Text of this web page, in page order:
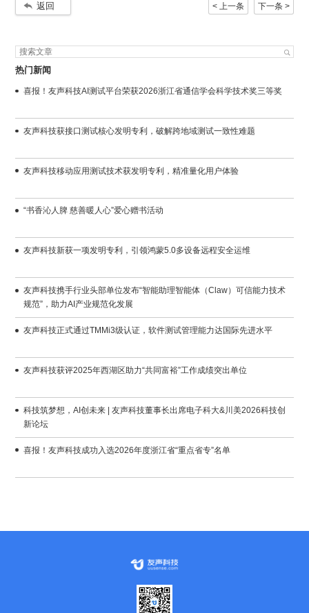
热门新闻
喜报！友声科技AI测试平台荣获2026浙江省通信学会科学技术奖三等奖
友声科技获接口测试核心发明专利，破解跨地域测试一致性难题
友声科技移动应用测试技术获发明专利，精准量化用户体验
“书香沁人脾 慈善暖人心”爱心赠书活动
友声科技新获一项发明专利，引领鸿蒙5.0多设备远程安全运维
规范”，助力AI产业规范化发展
友声科技正式通过TMMi3级认证，软件测试管理能力达国际先进水平
友声科技获评2025年西湖区助力“共同富裕”工作成绩突出单位
新论坛
喜报！友声科技成功入选2026年度浙江省“重点省专”名单
返回 < 上一条 下一条 >